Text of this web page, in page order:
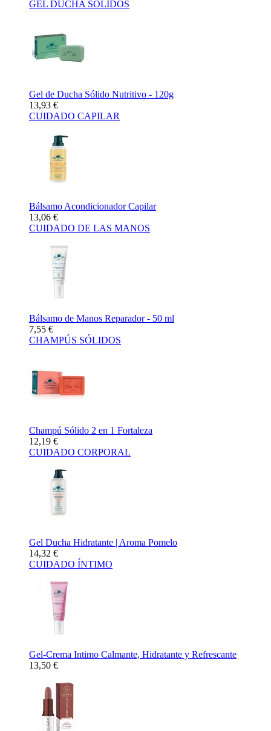
GEL DUCHA SÓLIDOS
Gel de Ducha Sólido Nutritivo - 120g
13,93 €
CUIDADO CAPILAR
Bálsamo Acondicionador Capilar
13,06 €
CUIDADO DE LAS MANOS
Bálsamo de Manos Reparador - 50 ml
7,55 €
CHAMPÚS SÓLIDOS
Champú Sólido 2 en 1 Fortaleza
12,19 €
CUIDADO CORPORAL
Gel Ducha Hidratante | Aroma Pomelo
14,32 €
CUIDADO ÍNTIMO
Gel-Crema Intimo Calmante, Hidratante y Refrescante
13,50 €